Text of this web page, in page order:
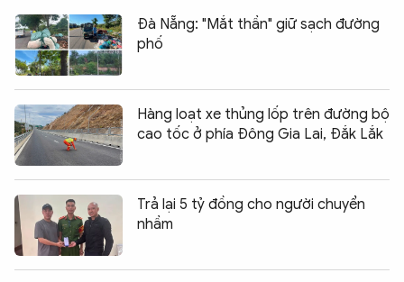
Đà Nẵng: "Mắt thần" giữ sạch đường
phố
Hàng loạt xe thủng lốp trên đường bộ
cao tốc ở phía Đông Gia Lai, Đắk Lắk
Trả lại 5 tỷ đồng cho người chuyển
nhầm